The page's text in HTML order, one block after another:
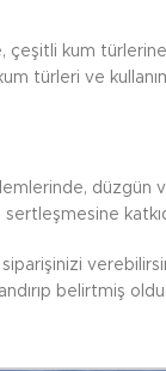
kum türlerine
türleri ve
düzgün
sertleşmesine
belirtmiş